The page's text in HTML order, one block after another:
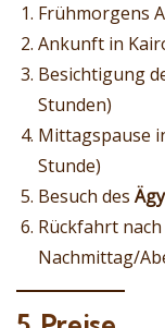
Frühmorgens
Ankunft in
Besichtigung
Stunden)
Mittagspause
Stunde)
Besuch des
Rückfahrt
Nachmittag/